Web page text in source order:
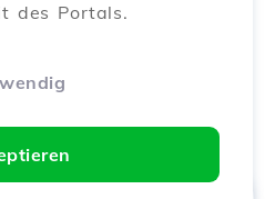
des Portals.